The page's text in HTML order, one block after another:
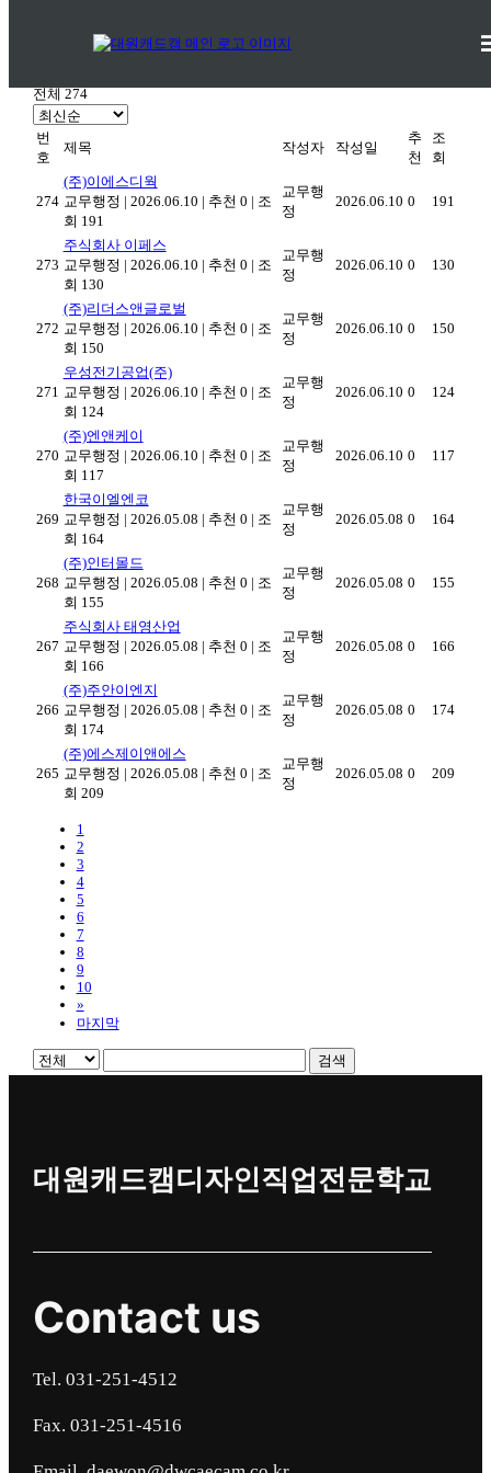
전체 274
번
호
제목 작성자 작성일
추
천
조
회
274
(주)이에스디웍
교무행정 | 2026.06.10 | 추천 0 | 조
회 191
교무행
정
2026.06.10 0 191
273
주식회사 이페스
교무행정 | 2026.06.10 | 추천 0 | 조
회 130
교무행
정
2026.06.10 0 130
272
(주)리더스앤글로벌
교무행정 | 2026.06.10 | 추천 0 | 조
회 150
교무행
정
2026.06.10 0 150
271
우성전기공업(주)
교무행정 | 2026.06.10 | 추천 0 | 조
회 124
교무행
정
2026.06.10 0 124
270
(주)엔앤케이
교무행정 | 2026.06.10 | 추천 0 | 조
회 117
교무행
정
2026.06.10 0 117
269
한국이엘엔코
교무행정 | 2026.05.08 | 추천 0 | 조
회 164
교무행
정
2026.05.08 0 164
268
(주)인터몰드
교무행정 | 2026.05.08 | 추천 0 | 조
회 155
교무행
정
2026.05.08 0 155
267
주식회사 태영산업
교무행정 | 2026.05.08 | 추천 0 | 조
회 166
교무행
정
2026.05.08 0 166
266
(주)주안이엔지
교무행정 | 2026.05.08 | 추천 0 | 조
회 174
교무행
정
2026.05.08 0 174
265
(주)에스제이앤에스
교무행정 | 2026.05.08 | 추천 0 | 조
회 209
교무행
정
2026.05.08 0 209
1
2
3
4
5
6
7
8
9
10
»
마지막
검색
대원캐드캠디자인직업전문학교
Contact us
Tel. 031-251-4512
Fax. 031-251-4516